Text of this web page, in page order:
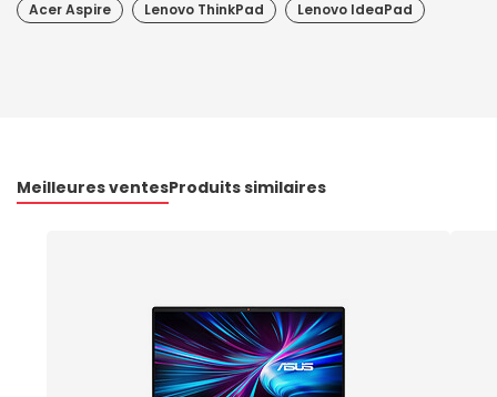
Acer Aspire
Lenovo ThinkPad Lenovo IdeaPad
Meilleures ventesProduits similaires